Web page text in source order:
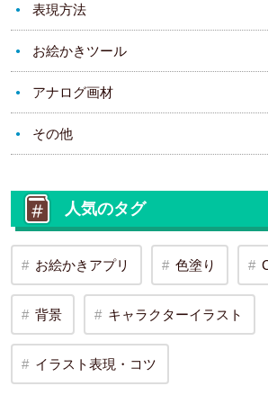
表現方法
お絵かきツール
アナログ画材
その他
人気のタグ
お絵かきアプリ 色塗り
背景 キャラクターイラスト
イラスト表現・コツ